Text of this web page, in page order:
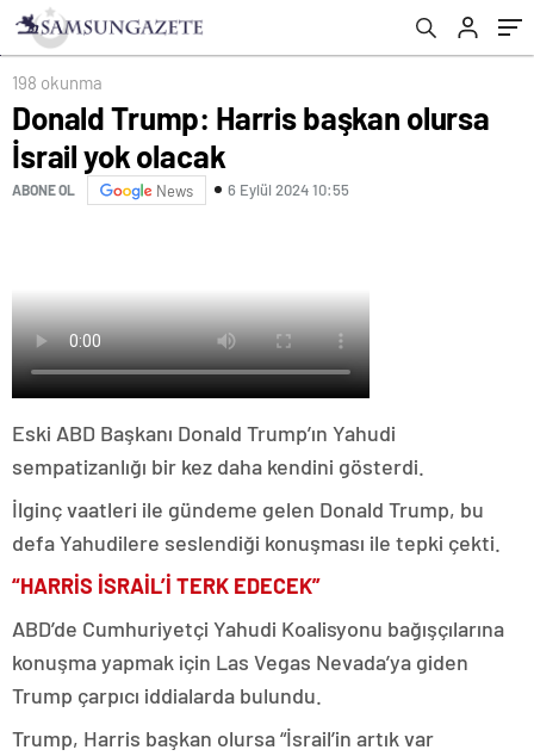
198 okunma
Donald Trump: Harris başkan olursa
İsrail yok olacak
ABONE OL News 6 Eylül 2024 10:55
Eski ABD Başkanı Donald Trump’ın Yahudi
sempatizanlığı bir kez daha kendini gösterdi.
İlginç vaatleri ile gündeme gelen Donald Trump, bu
defa Yahudilere seslendiği konuşması ile tepki çekti.
“HARRİS İSRAİL’İ TERK EDECEK”
ABD’de Cumhuriyetçi Yahudi Koalisyonu bağışçılarına
konuşma yapmak için Las Vegas Nevada’ya giden
Trump çarpıcı iddialarda bulundu.
Trump, Harris başkan olursa “İsrail’in artık var